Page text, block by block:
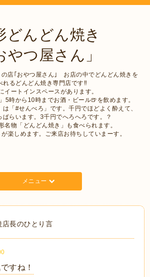
どんどん焼き
やつ屋さん」
の店｢おやつ屋さん｣ お店の中でどんどん焼きを
れるどんどん焼き専門店です‼︎
イートインスペースがあります。
5時から10時までお酒・ビール🍺を飲めます。
は「#せんべろ」です。千円でほどよく酔えて、
ぱらいます。3千円でへろへろです。？
名物「どんどん焼き」も食べられます。
楽しめます。ご来店お待ちしていまーす。
メニュー
店長のひとり言
すね！